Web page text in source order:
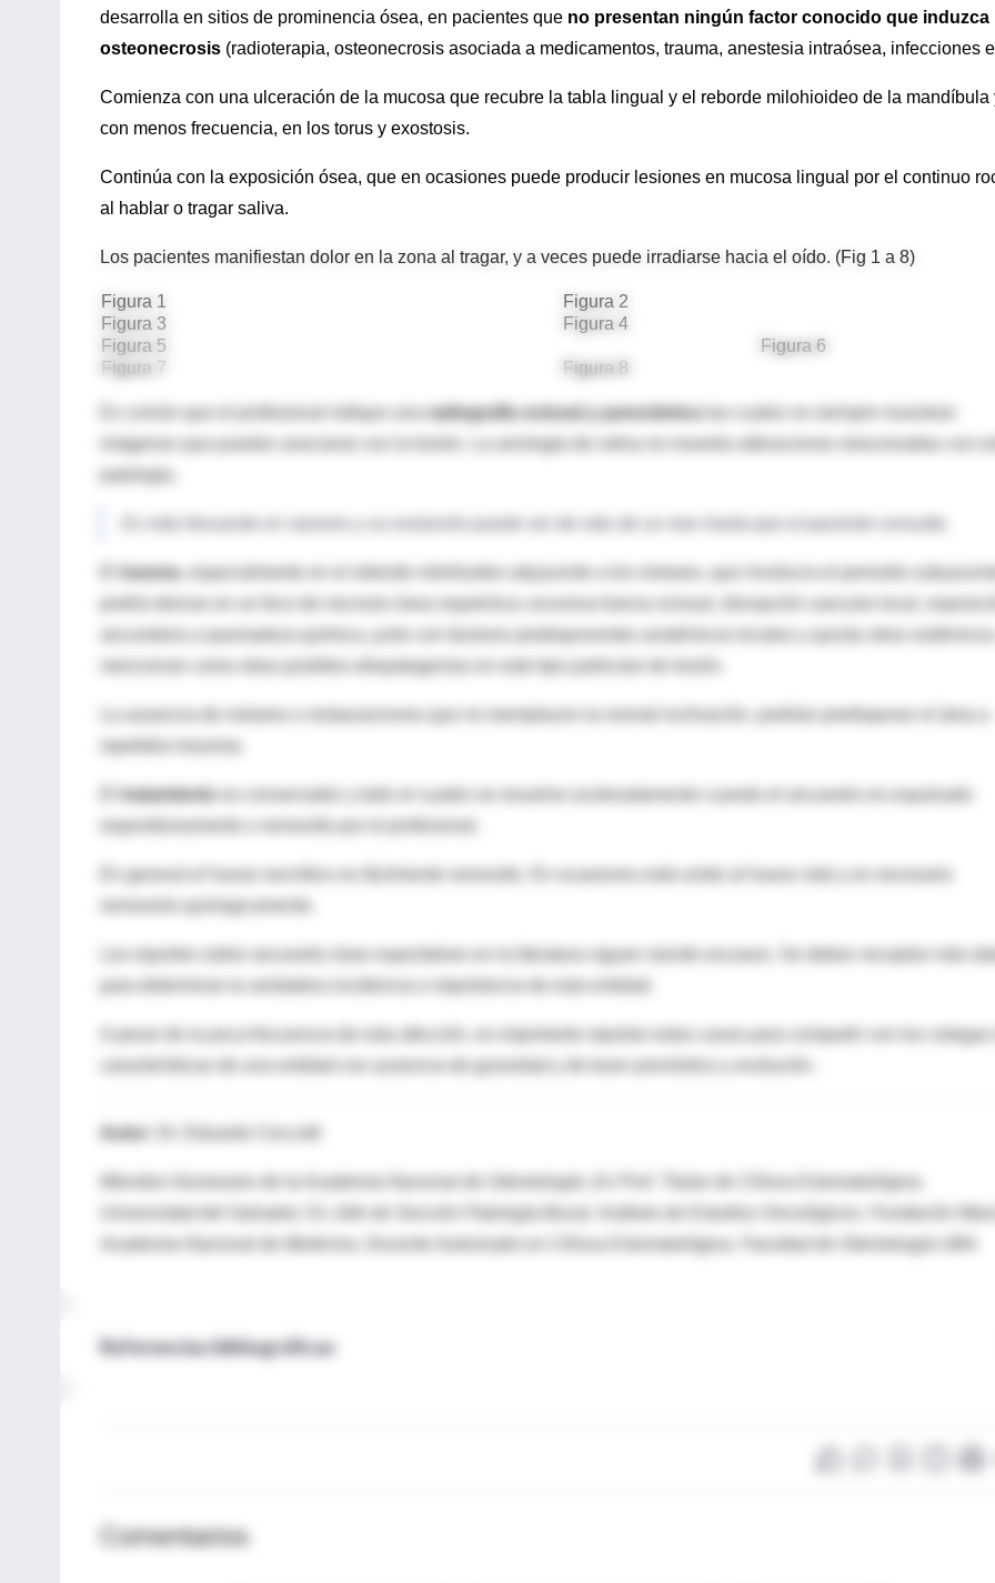
desarrolla en sitios de prominencia ósea, en pacientes que no presentan ningún factor conocido que induzca
osteonecrosis (radioterapia, osteonecrosis asociada a medicamentos, trauma, anestesia intraósea, infecciones
Comienza con una ulceración de la mucosa que recubre la tabla lingual y el reborde milohioideo de la mandíbula
con menos frecuencia, en los torus y exostosis.
Continúa con la exposición ósea, que en ocasiones puede producir lesiones en mucosa lingual por el continuo
al hablar o tragar saliva.
Los pacientes manifiestan dolor en la zona al tragar, y a veces puede irradiarse hacia el oído. (Fig 1 a 8)
Figura 1
Figura 2
Figura 3
Figura 4
Figura 5
Figura 6
Figura 7
Figura 8
Es común que el profesional indique una radiografía oclusal y panorámica
imágenes que puedan asociarse con la lesión. La serología de rutina no muestra alteraciones relacionadas con
patología.
trauma
podría derivar en un foco de necrosis ósea isquémica; excesiva fuerza oclusal, disrupción vascular local,
mencionan como otras posibles etiopatogenias en este tipo particular de lesión.
tratamiento
En general el hueso necrótico es fácilmente removido. En ocasiones está unido al hueso vital y es necesario
removerlo quirúrgicamente.
Los reportes sobre secuestro óseo espontáneo en la literatura siguen siendo escasos. Se deben recopilar más
para determinar la verdadera incidencia e importancia de esta entidad.
A pesar de la poca frecuencia de esta afección, es importante reportar estos casos para compartir con los colegas
Autor:
Miembro Numerario de la Academia Nacional de Odontología .Ex Prof. Titular de Clínica Estomatológica.
Universidad del Salvador. Ex Jefe de Sección Patología Bucal. Instituto de Estudios Oncológicos. Fundación
Academia Nacional de Medicina. Docente Autorizado en Clínica Estomatológica. Facultad de Odontología UBA
Referencias bibliográficas
Comentarios